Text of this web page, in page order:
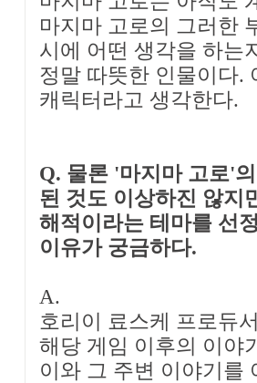
마지마 고로의 그러한
시에 어떤 생각을 하는
정말 따뜻한 인물이다.
캐릭터라고 생각한다.
Q. 물론 '마지마 고로'
된 것도 이상하진 않지
해적이라는 테마를 선
이유가 궁금하다.
A.
호리이 료스케 프로듀
해당 게임 이후의 이야
이와 그 주변 이야기를